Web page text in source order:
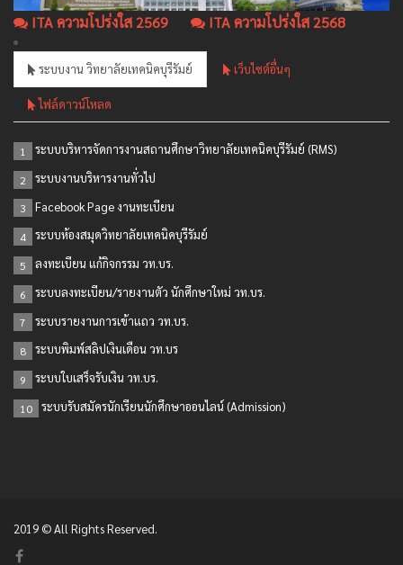
ITA ความโปร่งใส 2569 ITA ความโปร่งใส 2568
ระบบงาน วิทยาลัยเทคนิคบุรีรัมย์ เว็บไซต์อื่นๆ
ไฟล์ดาวน์โหลด
1 ระบบบริหารจัดการงานสถานศึกษาวิทยาลัยเทคนิคบุรีรัมย์ (RMS)
2 ระบบงานบริหารงานทั่วไป
3 Facebook Page งานทะเบียน
4 ระบบห้องสมุดวิทยาลัยเทคนิคบุรีรัมย์
5 ลงทะเบียน แก้กิจกรรม วท.บร.
6 ระบบลงทะเบียน/รายงานตัว นักศึกษาใหม่ วท.บร.
7 ระบบรายงานการเข้าแถว วท.บร.
8 ระบบพิมพ์สลิปเงินเดือน วท.บร
9 ระบบใบเสร็จรับเงิน วท.บร.
10 ระบบรับสมัครนักเรียนนักศึกษาออนไลน์ (Admission)
2019 © All Rights Reserved.